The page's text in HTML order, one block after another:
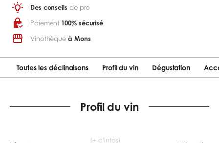
Des conseils de pro
Paiement 100% sécurisé
Vinothèqueà Mons
Toutes les déclinaisons Profil du vin Dégustation
Profil du vin
(+ d'infos)